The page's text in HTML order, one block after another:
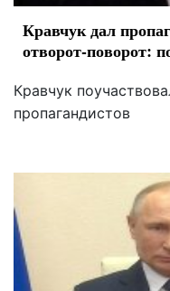
Кравчук дал
отворот-поворот:
Кравчук
пропагандистов